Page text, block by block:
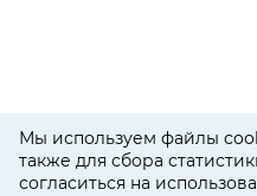
Мы используем файлы
также для сбора
согласиться на